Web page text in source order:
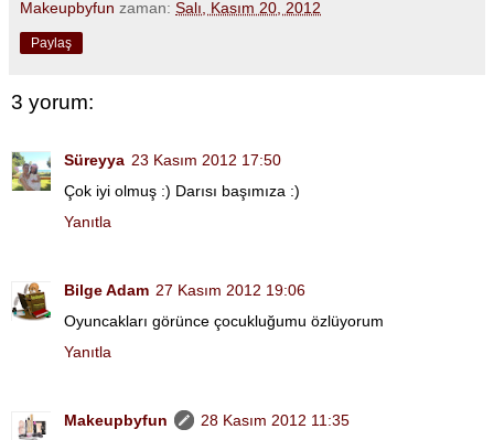
Makeupbyfun zaman: Salı, Kasım 20, 2012
Paylaş
3 yorum:
Süreyya 23 Kasım 2012 17:50
Çok iyi olmuş :) Darısı başımıza :)
Yanıtla
Bilge Adam 27 Kasım 2012 19:06
Oyuncakları görünce çocukluğumu özlüyorum
Yanıtla
Makeupbyfun
28 Kasım 2012 11:35